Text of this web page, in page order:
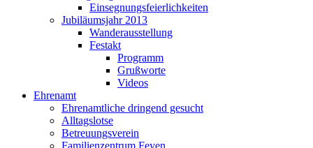
Einsegnungsfeierlichkeiten
Jubiläumsjahr 2013
Wanderausstellung
Festakt
Programm
Grußworte
Videos
Ehrenamt
Ehrenamtliche dringend gesucht
Alltagslotse
Betreuungsverein